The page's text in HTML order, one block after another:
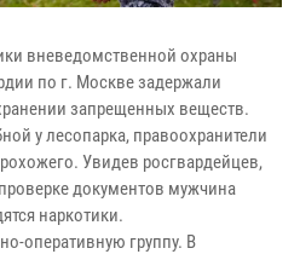
вневедомственной охраны
по г. Москве задержали
запрещенных веществ.
у лесопарка, правоохранители
Увидев росгвардейцев,
документов мужчина
наркотики.
оперативную группу. В